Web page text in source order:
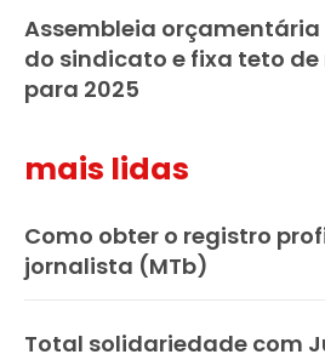
Assembleia
do sindicato e fixa teto
para 2025
mais lidas
Como obter o registro
jornalista (MTb)
Total solidariedade com